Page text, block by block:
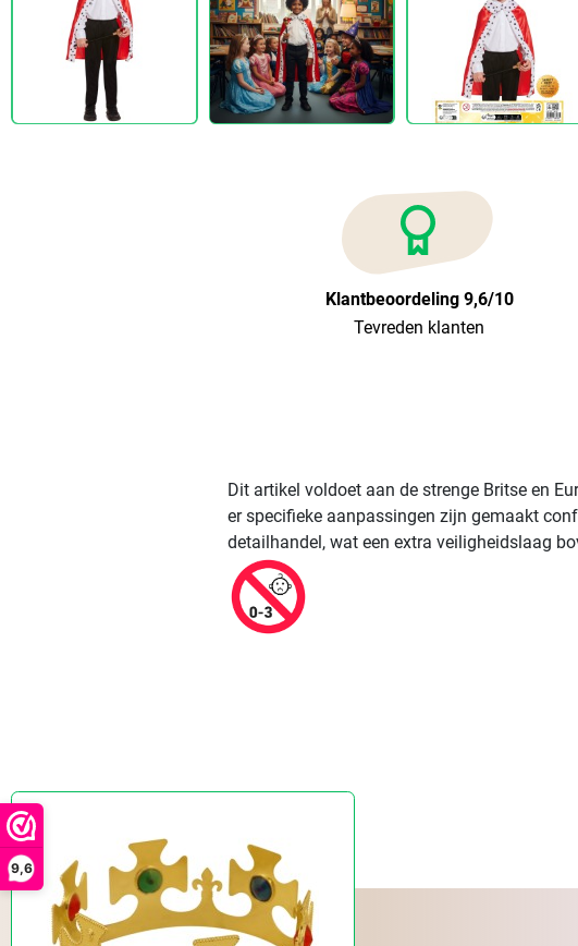
9,6
Klantbeoordeling 9,6/10
Tevreden klanten
Dit artikel voldoet aan de strenge Britse en
er specifieke aanpassingen zijn gemaakt
detailhandel, wat een extra veiligheidslaag